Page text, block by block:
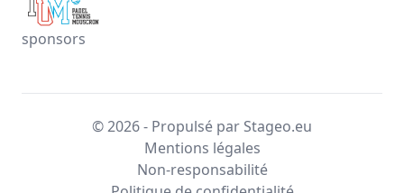
sponsors
© 2026 - Propulsé par Stageo.eu
Mentions légales
Non-responsabilité